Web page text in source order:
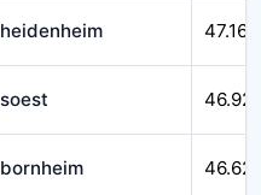
heidenheim 47.164
soest
bornheim